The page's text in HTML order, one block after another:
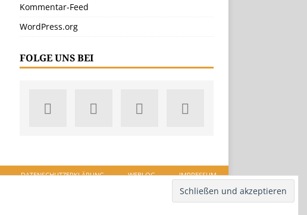
Kommentar-Feed
WordPress.org
FOLGE UNS BEI
DATENSCHUTZERKLÄRUNG WEBLOG IMPRESSUM